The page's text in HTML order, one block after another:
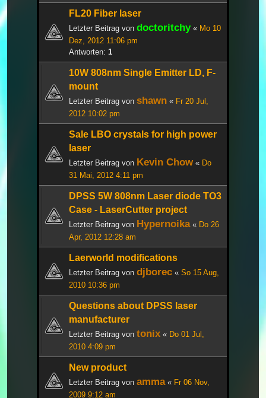
FL20 Fiber laser
Letzter Beitrag von doctoritchy« Mo 10
Dez, 2012 11:06 pm
Antworten: 1
10W 808nm Single Emitter LD, F-
mount
Letzter Beitrag von shawn « Fr 20 Jul,
2012 10:02 pm
Sale LBO crystals for high power
laser
Letzter Beitrag von Kevin Chow « Do
31 Mai, 2012 4:11 pm
DPSS 5W 808nm Laser diode TO3
Case - LaserCutter project
Letzter Beitrag von Hypernoika« Do 26
Apr, 2012 12:28 am
Laerworld modifications
Letzter Beitrag von djborec « So 15 Aug,
2010 10:36 pm
Questions about DPSS laser
manufacturer
Letzter Beitrag von tonix « Do 01 Jul,
2010 4:09 pm
New product
Letzter Beitrag von amma« Fr 06 Nov,
2009 9:12 am